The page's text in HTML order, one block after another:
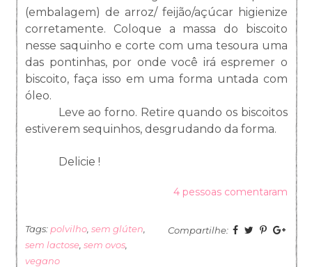
(embalagem) de arroz/ feijão/açúcar higienize
corretamente. Coloque a massa do biscoito
nesse saquinho e corte com uma tesoura uma
das pontinhas, por onde você irá espremer o
biscoito, faça isso em uma forma untada com
óleo.
Leve ao forno. Retire quando os biscoitos
estiverem sequinhos, desgrudando da forma.
Delicie !
4 pessoas comentaram
Tags: polvilho ,sem glúten
sem lactose ,sem ovos
vegano
Compartilhe: